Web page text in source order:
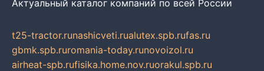
Актуальный каталог компаний по всей России
t25-tractor.runashicveti.rualutex.spb.rufas.ru
gbmk.spb.ruromania-today.runovoizol.ru
airheat-spb.rufisika.home.nov.ruorakul.spb.ru